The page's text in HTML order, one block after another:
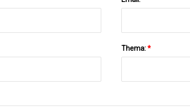
Thema:*